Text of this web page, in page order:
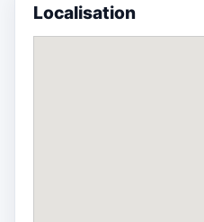
Localisation